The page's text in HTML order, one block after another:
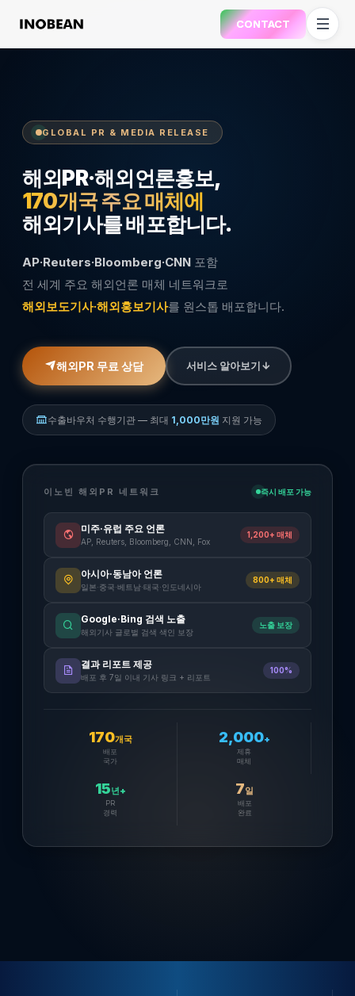
CONTACT
GLOBAL PR & MEDIA RELEASE
해외PR·해외언론홍보,
170개국 주요 매체에
해외기사를 배포합니다.
AP·Reuters·Bloomberg·CNN 포함
전 세계 주요 해외언론 매체 네트워크로
해외보도기사·해외홍보기사를 원스톱 배포합니다.
해외PR 무료 상담 서비스 알아보기
수출바우처 수행기관 — 최대 1,000만원 지원 가능
이노빈 해외PR 네트워크 즉시 배포 가능
미주·유럽 주요 언론
AP, Reuters, Bloomberg, CNN, Fox
1,200+ 매체
아시아·동남아 언론
일본·중국·베트남·태국·인도네시아
800+ 매체
Google·Bing 검색 노출
해외기사 글로벌 검색 색인 보장
노출 보장
결과 리포트 제공
배포 후 7일 이내 기사 링크 + 리포트
100%
170개국
배포
국가
2,000+
제휴
매체
15년+
PR
경력
7일
배포
완료